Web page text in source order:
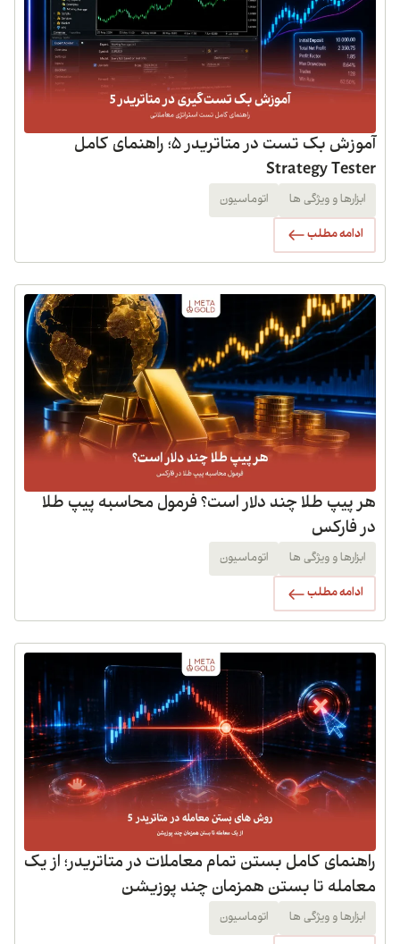
آموزش بک تست در متاتریدر 5؛ راهنمای کامل
Strategy Tester
ابزارها و ویژگی ها اتوماسیون
ادامه مطلب
هر پیپ طلا چند دلار است؟ فرمول محاسبه پیپ طلا
در فارکس
ابزارها و ویژگی ها اتوماسیون
ادامه مطلب
راهنمای کامل بستن تمام معاملات در متاتریدر؛ از یک
معامله تا بستن همزمان چند پوزیشن
ابزارها و ویژگی ها اتوماسیون